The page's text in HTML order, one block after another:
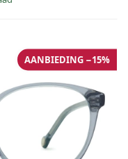
AANBIEDING −15%